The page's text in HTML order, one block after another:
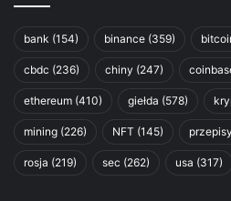
bank (154) binance (359)
cbdc (236) chiny (247)
ethereum (410) giełda (578)
mining (226) NFT (145) przepisy
rosja (219) sec (262) usa (317)